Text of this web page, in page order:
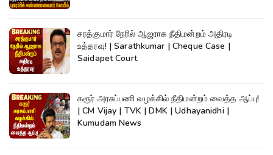
சரத்குமார் நேரில் ஆஜராக நீதிமன்றம் அதிரடி
உத்தரவு! | Sarathkumar | Cheque Case |
Saidapet Court
கரூர் அரசுப்பணி வழக்கில் நீதிமன்றம் வைத்த ஆப்பு!
| CM Vijay | TVK | DMK | Udhayanidhi |
Kumudam News